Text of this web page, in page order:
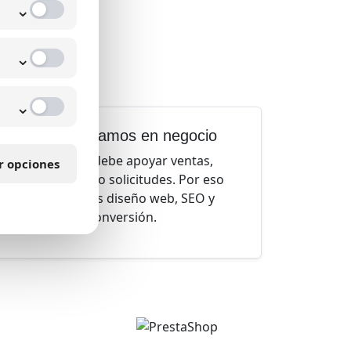
Nos enfocamos en negocio
Tu página debe apoyar ventas,
cotizaciones o solicitudes. Por eso
conectamos diseño web, SEO y
conversión.
⌄
⌄
⌄
opciones